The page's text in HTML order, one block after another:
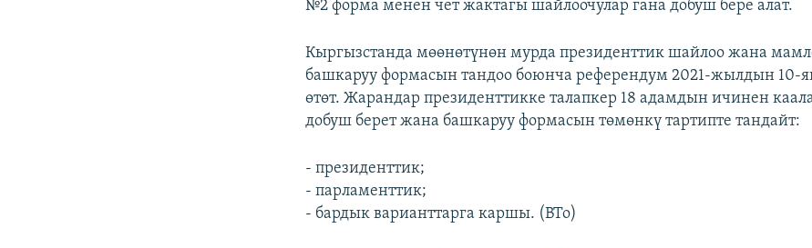
№2 форма менен чет жактагы шайлоочулар гана добуш бере алат.
Кыргызстанда мөөнөтүнөн мурда президенттик шайлоо жана
башкаруу формасын тандоо боюнча референдум 2021-жылдын 10-
өтөт. Жарандар президенттикке талапкер 18 адамдын ичинен
добуш берет жана башкаруу формасын төмөнкү тартипте тандайт:
- президенттик;
- парламенттик;
- бардык варианттарга каршы. (BTo)